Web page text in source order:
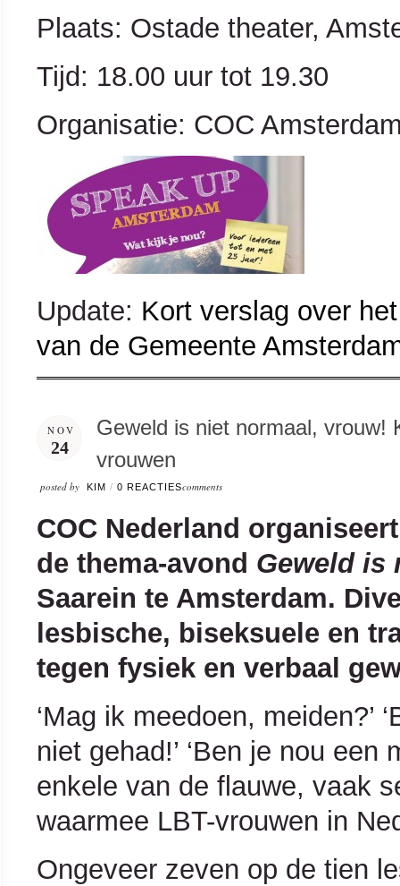
Plaats: Ostade theater,
Tijd: 18.00 uur tot 19.30
Organisatie: COC
Update: Kort verslag over
van de Gemeente
NOV
24
Geweld is niet normaal, vrouw!
vrouwen
posted by KIM / 0 REACTIEScomments
COC Nederland
de thema-avond Geweld is
Saarein te Amsterdam.
lesbische, biseksuele en
tegen fysiek en verbaal
‘Mag ik meedoen, meiden?’
niet gehad!’ ‘Ben je nou
enkele van de flauwe, vaak
waarmee LBT-vrouwen in
Ongeveer zeven op de tien